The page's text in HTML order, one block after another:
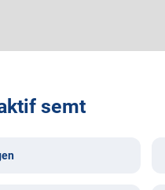
semt